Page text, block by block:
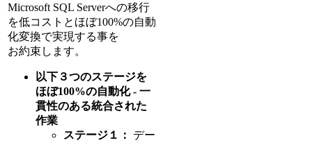
Microsoft SQL Serverへの移行
を低コストとほぼ100%の自動
化変換で実現する事を
お約束します。
以下３つのステージを
ほぼ100%の自動化 - 一
貫性のある統合された
作業
ステージ１：
デー